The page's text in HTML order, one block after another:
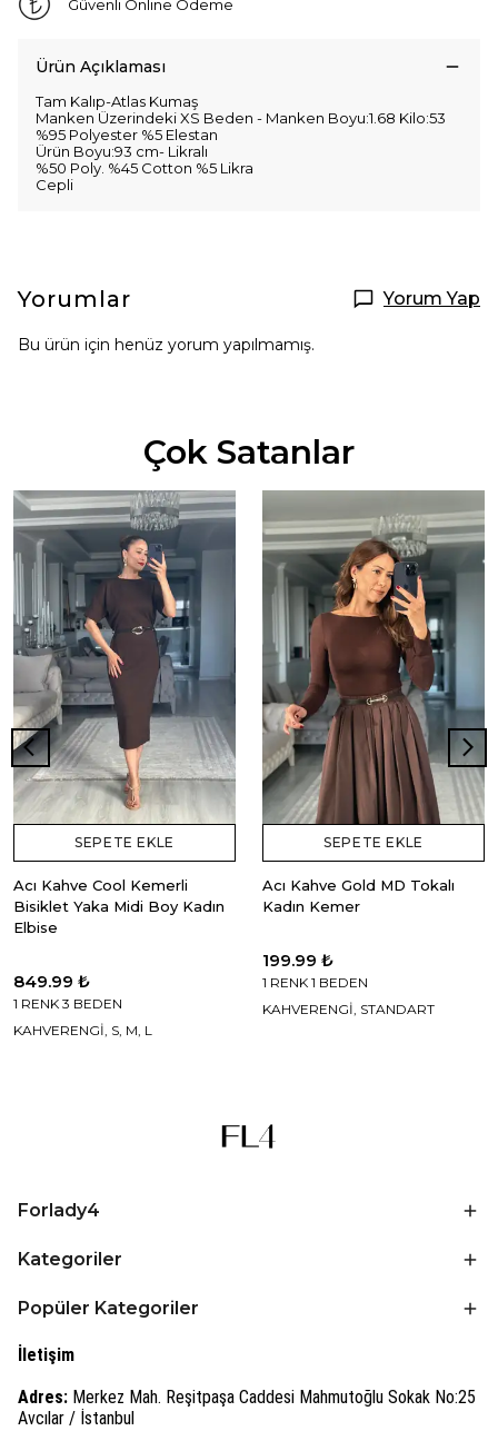
Güvenli Online Ödeme
Ürün Açıklaması
Tam Kalıp-Atlas Kumaş
Manken Üzerindeki XS Beden - Manken Boyu:1.68 Kilo:53
%95 Polyester %5 Elestan
Ürün Boyu:93 cm- Likralı
%50 Poly. %45 Cotton %5 Likra
Cepli
Yorumlar Yorum Yap
Bu ürün için henüz yorum yapılmamış.
Çok Satanlar
SEPETE EKLE
Acı Kahve Cool Kemerli
Bisiklet Yaka Midi Boy Kadın
Elbise
849.99 ₺
1 RENK 3 BEDEN
KAHVERENGİ, S, M, L
SEPETE EKLE
Acı Kahve Gold MD Tokalı
Kadın Kemer
199.99 ₺
1 RENK 1 BEDEN
KAHVERENGİ, STANDART
Forlady4
Kategoriler
Popüler Kategoriler
İletişim
Adres: Merkez Mah. Reşitpaşa Caddesi Mahmutoğlu Sokak No:25
Avcılar / İstanbul